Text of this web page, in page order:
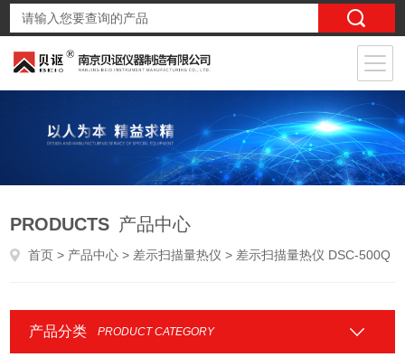
PRODUCTS 产品中心
首页 > 产品中心 > 差示扫描量热仪 > 差示扫描量热仪 DSC-500Q
产品分类 PRODUCT CATEGORY